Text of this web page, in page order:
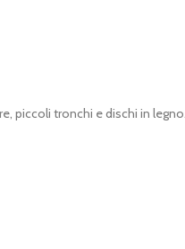
piccoli tronchi e dischi in